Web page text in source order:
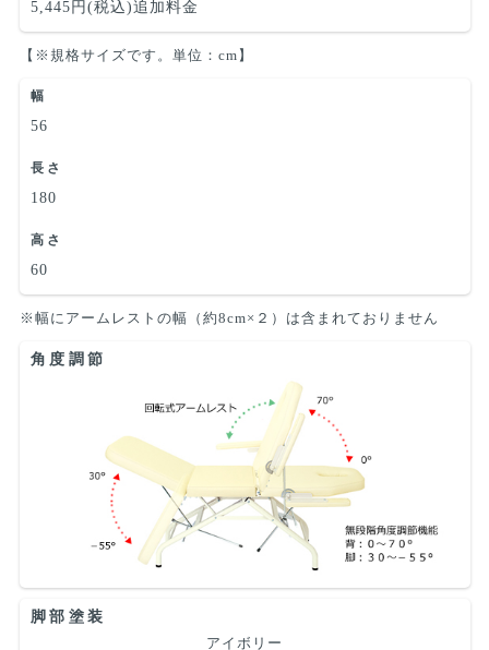
5,445円(税込)追加料金
【※規格サイズです。単位：cm】
幅
56
長さ
180
高さ
60
※幅にアームレストの幅（約8cm×２）は含まれておりません
角度調節
脚部塗装
アイボリー